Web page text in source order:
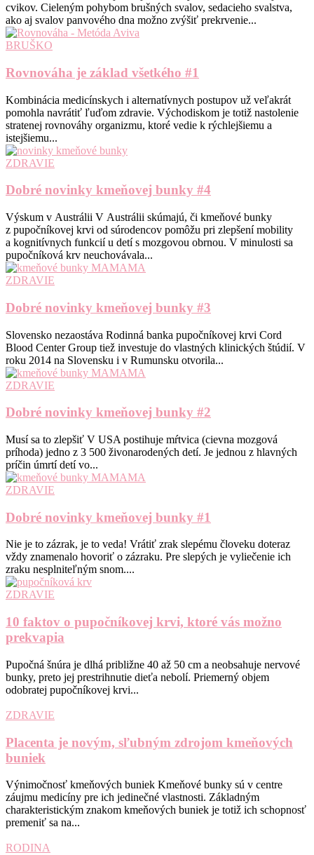
cvikov. Cieleným pohybom brušných svalov, sedacieho svalstva,
ako aj svalov panvového dna možno zvýšiť prekrvenie...
BRUŠKO
Rovnováha je základ všetkého #1
Kombinácia medicínskych i alternatívnych postupov už veľakrát
pomohla navrátiť ľuďom zdravie. Východiskom je totiž nastolenie
stratenej rovnováhy organizmu, ktoré vedie k rýchlejšiemu a
istejšiemu...
ZDRAVIE
Dobré novinky kmeňovej bunky #4
Výskum v Austrálii V Austrálii skúmajú, či kmeňové bunky
z pupočníkovej krvi od súrodencov pomôžu pri zlepšení mobility
a kognitívnych funkcií u detí s mozgovou obrnou. V minulosti sa
pupočníková krv neuchovávala...
ZDRAVIE
Dobré novinky kmeňovej bunky #3
Slovensko nezaostáva Rodinná banka pupočníkovej krvi Cord
Blood Center Group tiež investuje do vlastných klinických štúdií. V
roku 2014 na Slovensku i v Rumunsku otvorila...
ZDRAVIE
Dobré novinky kmeňovej bunky #2
Musí sa to zlepšiť V USA postihuje mŕtvica (cievna mozgová
príhoda) jedno z 3 500 živonarodených detí. Je jednou z hlavných
príčin úmrtí detí vo...
ZDRAVIE
Dobré novinky kmeňovej bunky #1
Nie je to zázrak, je to veda! Vrátiť zrak slepému človeku doteraz
vždy znamenalo hovoriť o zázraku. Pre slepých je vyliečenie ich
zraku nesplniteľným snom....
ZDRAVIE
10 faktov o pupočníkovej krvi, ktoré vás možno
prekvapia
Pupočná šnúra je dlhá približne 40 až 50 cm a neobsahuje nervové
bunky, preto jej prestrihnutie dieťa nebolí. Priemerný objem
odobratej pupočníkovej krvi...
ZDRAVIE
Placenta je novým, sľubným zdrojom kmeňových
buniek
Výnimočnosť kmeňových buniek Kmeňové bunky sú v centre
záujmu medicíny pre ich jedinečné vlastnosti. Základným
charakteristickým znakom kmeňových buniek je totiž ich schopnosť
premeniť sa na...
RODINA